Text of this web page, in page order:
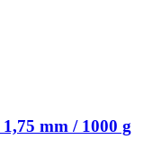
mm / 1000 g